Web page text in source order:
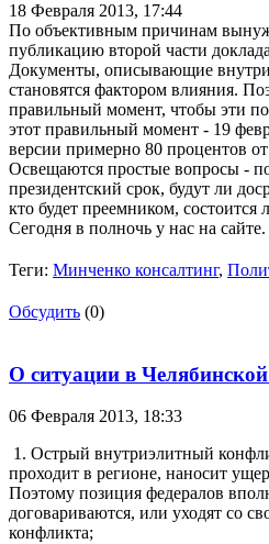
18 Февраля 2013, 17:44
По объективным причинам
публикацию второй части
Документы, описывающие
становятся фактором влияния.
правильный момент, чтобы эти
этот правильный момент - 19
версии примерно 80 процентов от
Освещаются простые вопросы -
президентский срок, будут ли
кто будет преемником,
Сегодня в полночь у нас на сайте.
Теги: Минченко консалтинг,
Обсудить (0)
О ситуации в
06 Февраля 2013, 18:33
1. Острый внутриэлитный
проходит в регионе, наносит
Поэтому позиция федералов
договариваются, или уходят со
конфликта;